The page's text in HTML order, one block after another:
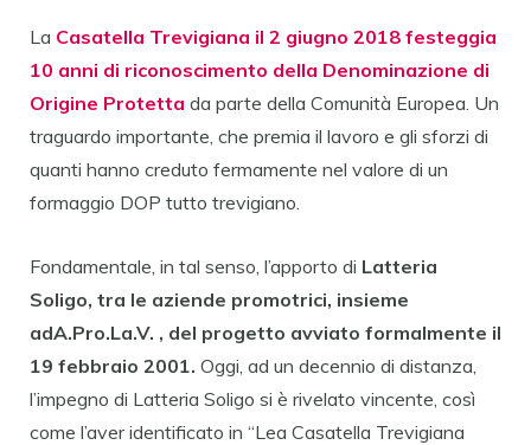
La Casatella Trevigiana il 2 giugno 2018 festeggia
10 anni di riconoscimento della Denominazione di
Origine Protetta da parte della Comunità Europea. Un
traguardo importante, che premia il lavoro e gli sforzi di
quanti hanno creduto fermamente nel valore di un
formaggio DOP tutto trevigiano.
Fondamentale, in tal senso, l’apporto di Latteria
Soligo, tra le aziende promotrici, insieme
adA.Pro.La.V. , del progetto avviato formalmente il
19 febbraio 2001. Oggi, ad un decennio di distanza,
l’impegno di Latteria Soligo si è rivelato vincente, così
come l’aver identificato in “Lea Casatella Trevigiana